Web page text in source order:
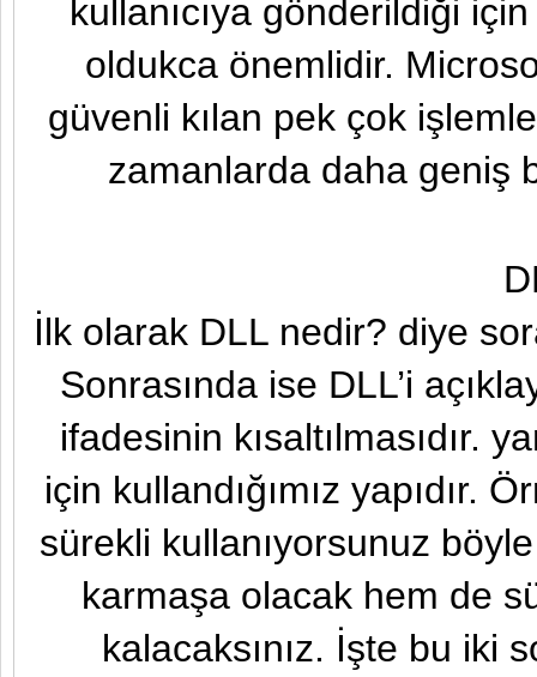
kullanıcıya gönderildiği
oldukca önemlidir.
güvenli kılan pek çok
zamanlarda daha geniş
İlk olarak DLL nedir? diye
Sonrasında ise DLL’i
ifadesinin kısaltılmasıdır.
için kullandığımız yapıdır.
sürekli kullanıyorsunuz
karmaşa olacak hem de
kalacaksınız. İşte bu iki